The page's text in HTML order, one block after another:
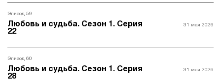
Эпизод 59
Любовь и судьба. Сезон 1. Серия
22
31 мая 2026
Эпизод 60
Любовь и судьба. Сезон 1. Серия
28
31 мая 2026